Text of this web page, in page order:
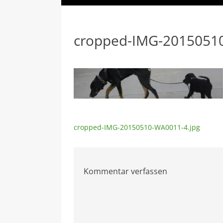
cropped-IMG-
Beitragsnavigation
cropped-IMG-20150510-WA0011-4.jpg
Kommentar verfassen